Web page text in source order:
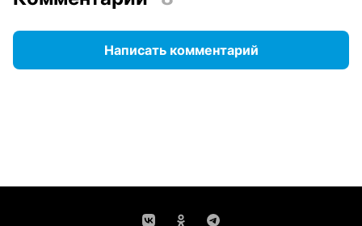
Написать комментарий